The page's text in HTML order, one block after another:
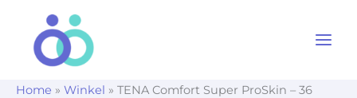
Home » Winkel » TENA Comfort Super ProSkin – 36